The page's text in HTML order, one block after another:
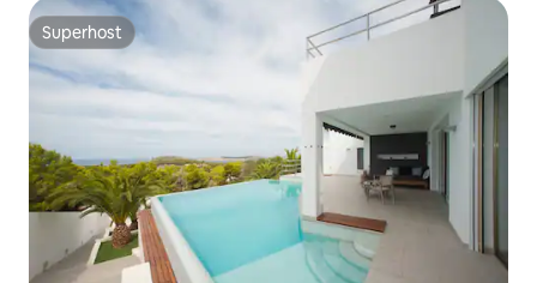
Superhost
Superhost